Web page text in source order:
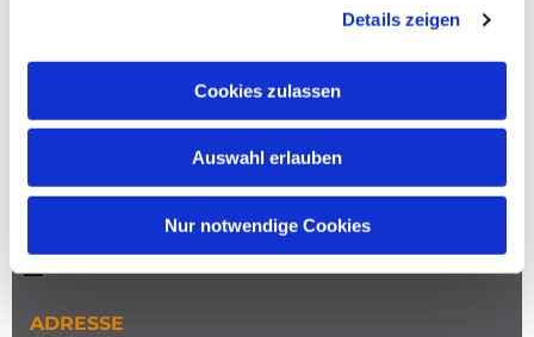
Details zeigen
Cookies zulassen
Auswahl erlauben
Nur notwendige Cookies
ADRESSE